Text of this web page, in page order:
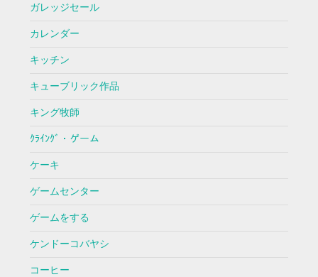
ガレッジセール
カレンダー
キッチン
キューブリック作品
キング牧師
ｸﾗｲﾝｸﾞ・ゲーム
ケーキ
ゲームセンター
ゲームをする
ケンドーコバヤシ
コーヒー